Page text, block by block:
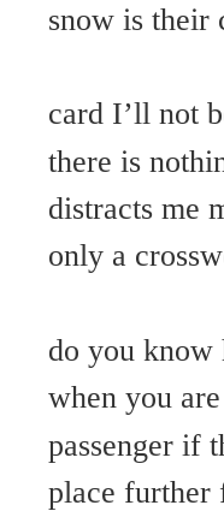
snow is their
card I’ll not
there is
distracts me
only a
do you know
when you
passenger if
place further